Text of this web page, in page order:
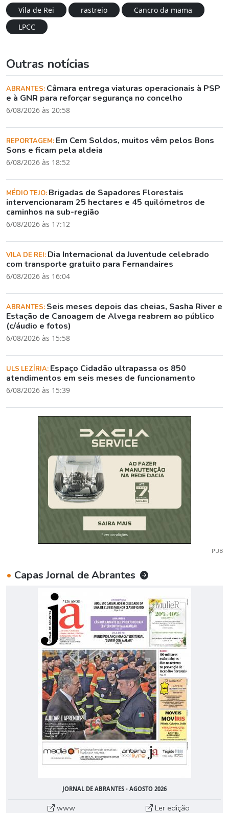
Vila de Rei
rastreio
Cancro da mama
LPCC
Outras notícias
ABRANTES: Câmara entrega viaturas operacionais à PSP
e à GNR para reforçar segurança no concelho
6/08/2026 às 20:58
REPORTAGEM: Em Cem Soldos, muitos vêm pelos Bons
Sons e ficam pela aldeia
6/08/2026 às 18:52
MÉDIO TEJO: Brigadas de Sapadores Florestais
intervencionaram 25 hectares e 45 quilómetros de
caminhos na sub-região
6/08/2026 às 17:12
VILA DE REI: Dia Internacional da Juventude celebrado
com transporte gratuito para Fernandaires
6/08/2026 às 16:04
ABRANTES: Seis meses depois das cheias, Sasha River e
Estação de Canoagem de Alvega reabrem ao público
(c/áudio e fotos)
6/08/2026 às 15:58
ULS LEZÍRIA: Espaço Cidadão ultrapassa os 850
atendimentos em seis meses de funcionamento
6/08/2026 às 15:39
PUB
• Capas Jornal de Abrantes
JORNAL DE ABRANTES - AGOSTO 2026
www Ler edição